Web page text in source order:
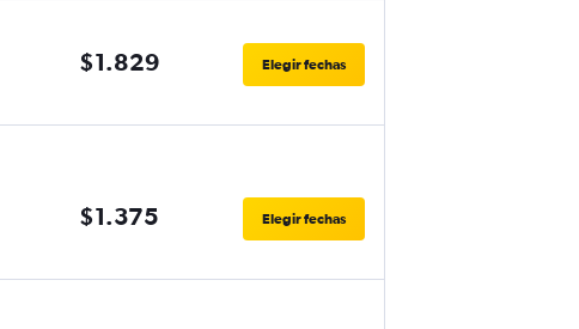
$1.829 Elegir fechas
$1.375 Elegir fechas